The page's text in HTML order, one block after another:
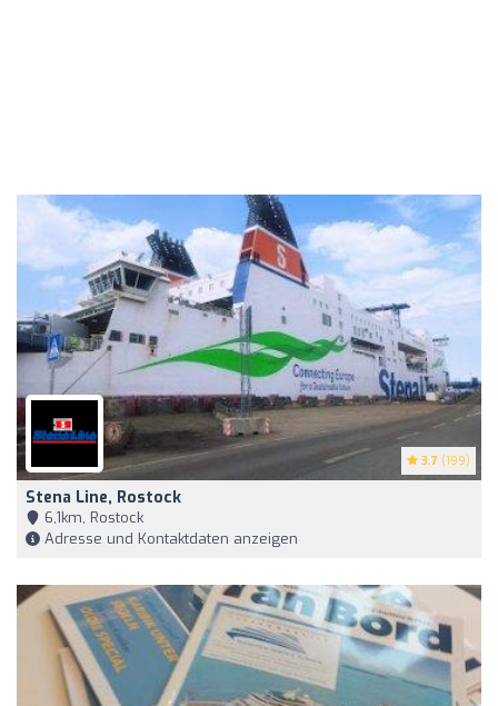
3.7 (199)
Stena Line, Rostock
6,1km, Rostock
Adresse und Kontaktdaten anzeigen